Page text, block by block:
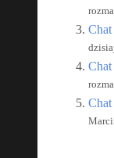
Chat
Chat
Chat